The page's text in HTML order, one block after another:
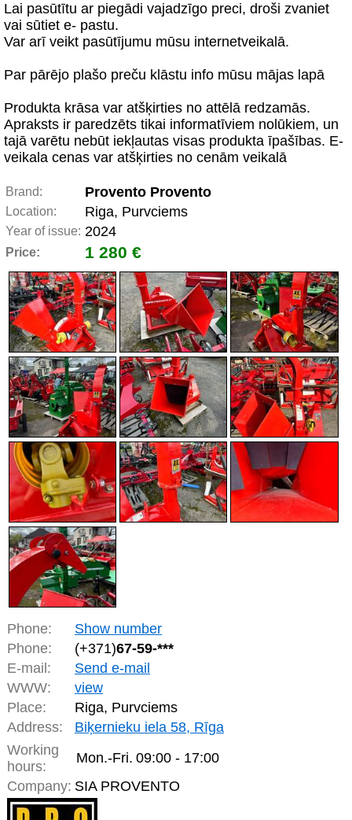
Lai pasūtītu ar piegādi vajadzīgo preci, droši zvaniet
vai sūtiet e- pastu.
Var arī veikt pasūtījumu mūsu internetveikalā.
Par pārējo plašo preču klāstu info mūsu mājas lapā
Produkta krāsa var atšķirties no attēlā redzamās.
Apraksts ir paredzēts tikai informatīviem nolūkiem, un
tajā varētu nebūt iekļautas visas produkta īpašības. E-
veikala cenas var atšķirties no cenām veikalā
Brand: Provento Provento
Location: Riga, Purvciems
Year of issue: 2024
Price: 1 280 €
Phone:
Show number
Phone:
(+371)67-59-***
E-mail:
Send e-mail
WWW:
view
Place:
Riga, Purvciems
Address:
Biķernieku iela 58, Rīga
Working
hours:
Mon.-Fri. 09:00 - 17:00
Company: SIA PROVENTO